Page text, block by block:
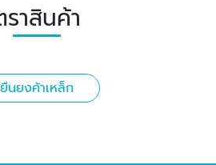
าสินค้า
ยืนยงค้าเหล็ก